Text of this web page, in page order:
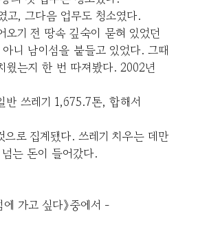
고, 그다음 업무도 청소였다.
오기 전 땅속 깊숙이 묻혀 있었던
니 남이섬을 붙들고 있었다. 그때
웠는지 한 번 따져봤다. 2002년
반 쓰레기 1,675.7톤, 합해서
으로 집계됐다. 쓰레기 치우는 데만
는 돈이 들어갔다.
에 가고 싶다》중에서 -